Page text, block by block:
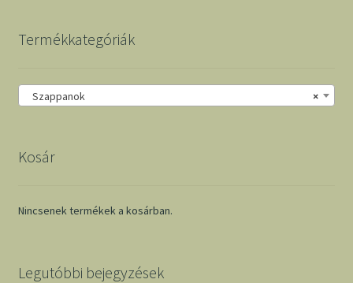
Termékkategóriák
×
Szappanok
Kosár
Nincsenek termékek a kosárban.
Legutóbbi bejegyzések